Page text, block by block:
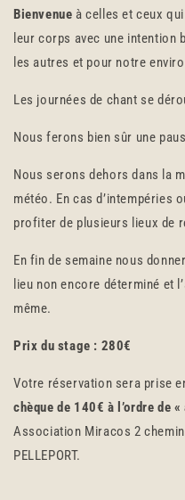
Bienvenue à celles et ceux
leur corps avec une intention
les autres et pour notre
Les journées de chant se
Nous ferons bien sûr une
Nous serons dehors dans la
météo. En cas d’intempéries
profiter de plusieurs lieux de
En fin de semaine nous
lieu non encore déterminé et
même.
Prix du stage : 280€
Votre réservation sera prise
chèque de 140€ à l’ordre de
Association Miracos 2 chemin
PELLEPORT.